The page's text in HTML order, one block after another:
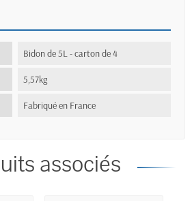
Bidon de 5L - carton de 4
5,57kg
Fabriqué en France
associés